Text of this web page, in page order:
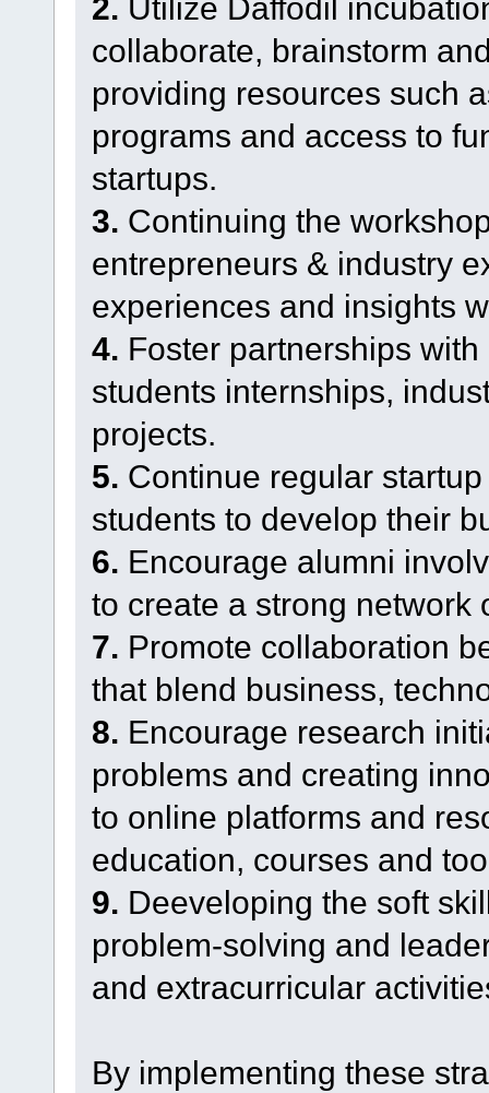
2. Utilize Daffodil
collaborate, brainstorm
providing resources such
programs and access to
startups.
3. Continuing the
entrepreneurs & industry
experiences and insights
4. Foster partnerships
students internships,
projects.
5. Continue regular
students to develop their
6. Encourage alumni
to create a strong network
7. Promote collaboration
that blend business,
8. Encourage research
problems and creating
to online platforms and
education, courses and
9. Deeveloping the soft
problem-solving and
and extracurricular
By implementing these